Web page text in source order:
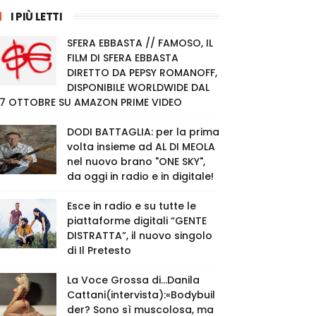
I PIÙ LETTI
SFERA EBBASTA // FAMOSO, IL
FILM DI SFERA EBBASTA
DIRETTO DA PEPSY ROMANOFF,
DISPONIBILE WORLDWIDE DAL
OTTOBRE SU AMAZON PRIME VIDEO
DODI BATTAGLIA: per la prima
volta insieme ad AL DI MEOLA
nel nuovo brano "ONE SKY",
da oggi in radio e in digitale!
Esce in radio e su tutte le
piattaforme digitali “GENTE
DISTRATTA”, il nuovo singolo
di Il Pretesto
La Voce Grossa di…Danila
Cattani(intervista):«Bodybuil
der? Sono sì muscolosa, ma